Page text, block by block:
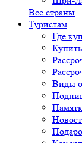
Все страны
Туристам
Где
Виды